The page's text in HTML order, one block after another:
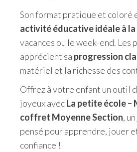
Son format pratique et coloré
activité éducative idéale à la
vacances ou le week-end. Les
apprécient sa progression
matériel et la richesse des
Offrez à votre enfant un outil
joyeux avecLa petite école –
coffret Moyenne Section, un
pensé pour apprendre, jouer
confiance !